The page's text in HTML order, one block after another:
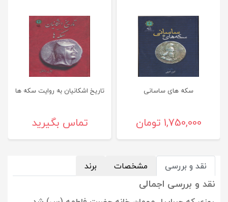
سکه های ساسانی
1,750,000 تومان
تاریخ اشکانیان به روایت سکه ها
تماس بگیرید
نقد و بررسی مشخصات برند
نقد و بررسی اجمالی